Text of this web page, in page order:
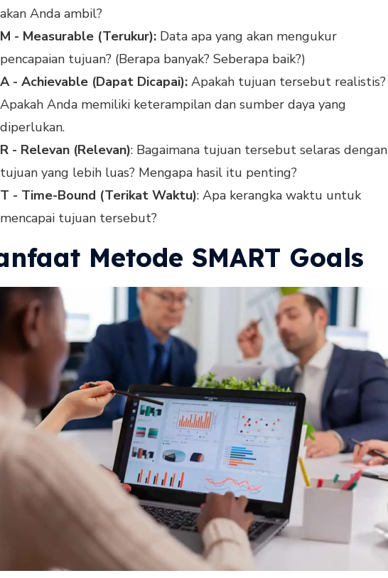
akan Anda ambil?
M - Measurable (Terukur): Data apa yang akan mengukur
pencapaian tujuan? (Berapa banyak? Seberapa baik?)
A - Achievable (Dapat Dicapai): Apakah tujuan tersebut realistis?
Apakah Anda memiliki keterampilan dan sumber daya yang
diperlukan.
R - Relevan (Relevan): Bagaimana tujuan tersebut selaras dengan
tujuan yang lebih luas? Mengapa hasil itu penting?
T - Time-Bound (Terikat Waktu): Apa kerangka waktu untuk
mencapai tujuan tersebut?
Metode SMART Goals